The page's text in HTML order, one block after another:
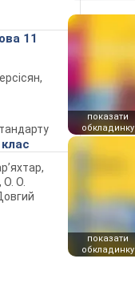
11
показати
обкладинку
О.
показати
обкладинку